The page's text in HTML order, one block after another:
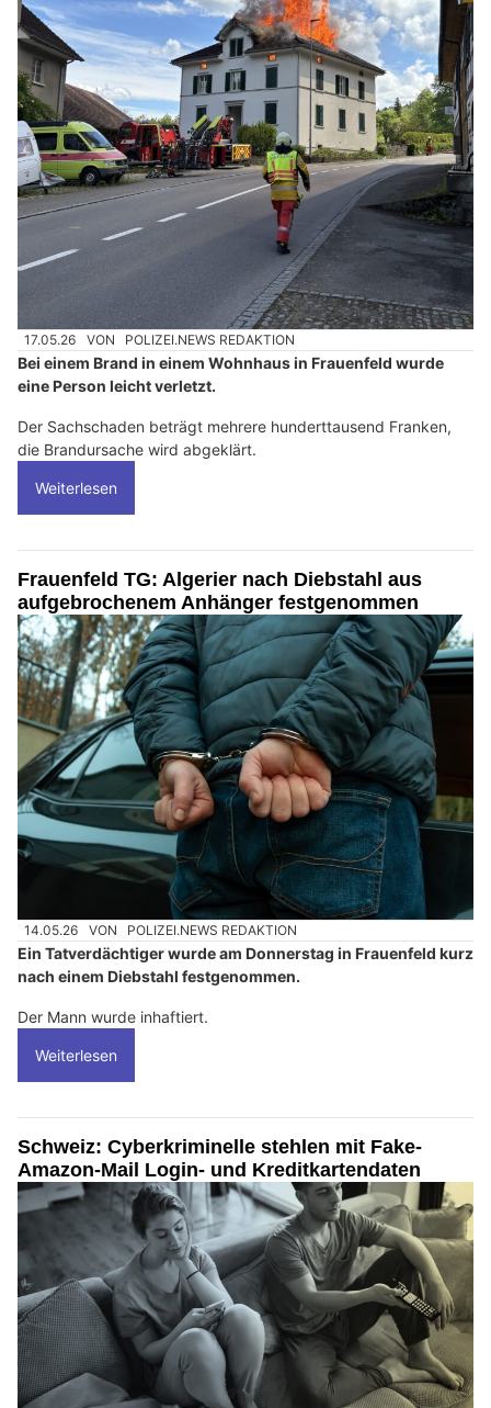
17.05.26 VON POLIZEI.NEWS REDAKTION
Bei einem Brand in einem Wohnhaus in Frauenfeld wurde
eine Person leicht verletzt.
Der Sachschaden beträgt mehrere hunderttausend Franken,
die Brandursache wird abgeklärt.
Weiterlesen
Frauenfeld TG: Algerier nach Diebstahl aus
aufgebrochenem Anhänger festgenommen
14.05.26 VON POLIZEI.NEWS REDAKTION
Ein Tatverdächtiger wurde am Donnerstag in Frauenfeld kurz
nach einem Diebstahl festgenommen.
Der Mann wurde inhaftiert.
Weiterlesen
Schweiz: Cyberkriminelle stehlen mit Fake-
Amazon-Mail Login- und Kreditkartendaten